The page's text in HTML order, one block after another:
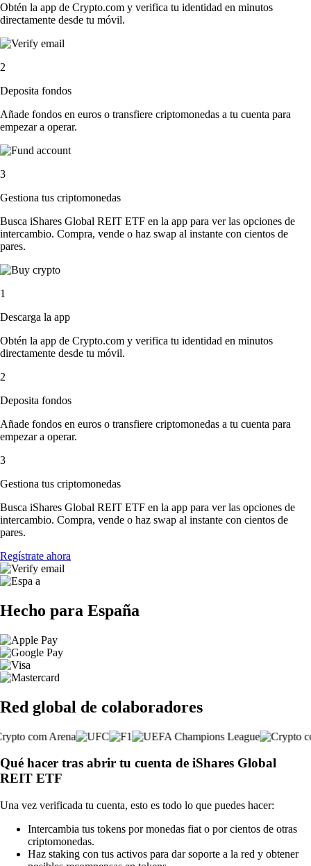
Obtén la app de Crypto.com y verifica tu identidad en minutos
directamente desde tu móvil.
2
Deposita fondos
Añade fondos en euros o transfiere criptomonedas a tu cuenta para
empezar a operar.
3
Gestiona tus criptomonedas
Busca iShares Global REIT ETF en la app para ver las opciones de
intercambio. Compra, vende o haz swap al instante con cientos de
pares.
1
Descarga la app
Obtén la app de Crypto.com y verifica tu identidad en minutos
directamente desde tu móvil.
2
Deposita fondos
Añade fondos en euros o transfiere criptomonedas a tu cuenta para
empezar a operar.
3
Gestiona tus criptomonedas
Busca iShares Global REIT ETF en la app para ver las opciones de
intercambio. Compra, vende o haz swap al instante con cientos de
pares.
Regístrate ahora
Hecho para España
Red global de colaboradores
Qué hacer tras abrir tu cuenta de iShares Global
REIT ETF
Una vez verificada tu cuenta, esto es todo lo que puedes hacer:
Intercambia tus tokens por monedas fiat o por cientos de otras
criptomonedas.
Haz staking con tus activos para dar soporte a la red y obtener